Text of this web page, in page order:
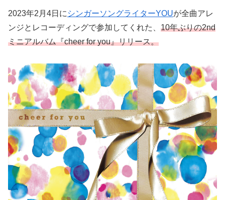
2023年2月4日に シンガーソングライターYOUが全曲アレ
ンジとレコーディングで参加してくれた、 10年ぶりの2nd
ミニアルバム『cheer for you』リリース。